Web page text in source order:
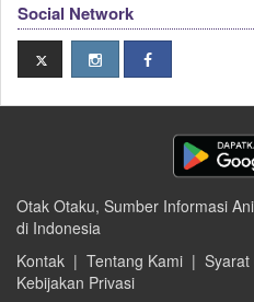
Social Network
Otak Otaku, Sumber Informasi
di Indonesia
Kontak | Tentang Kami | Syarat
Kebijakan Privasi